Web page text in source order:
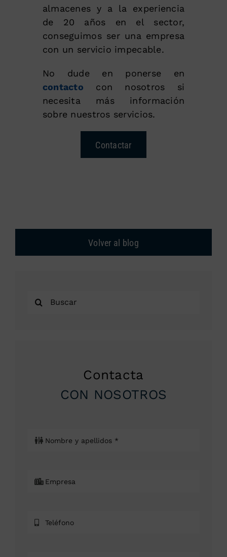
almacenes y a la experiencia
de 20 años en el sector,
conseguimos ser una empresa
con un servicio impecable.
No dude en ponerse en
contacto con nosotros si
necesita más información
sobre nuestros servicios.
Contactar
Volver al blog
Buscar:
Contacta
CON NOSOTROS